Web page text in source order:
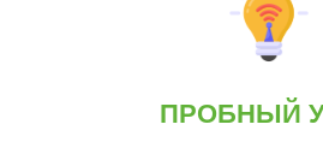
ПРОБНЫЙ